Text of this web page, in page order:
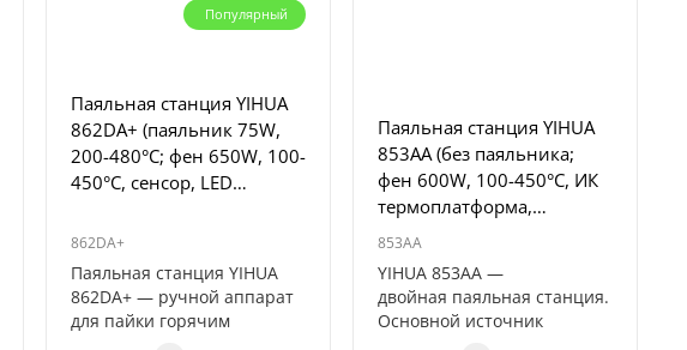
Популярный
Паяльная станция YIHUA
862DA+ (паяльник 75W,
200-480°C; фен 650W, 100-
450°C, сенсор, LED
862DA+
Паяльная станция YIHUA
862DA+ — ручной аппарат
для пайки горячим
Паяльная станция YIHUA
853AA (без паяльника;
фен 600W, 100-450°C, ИК
термоплатформа,
аналоговая)
853AA
YIHUA 853AA —
двойная паяльная станция.
Основной источник